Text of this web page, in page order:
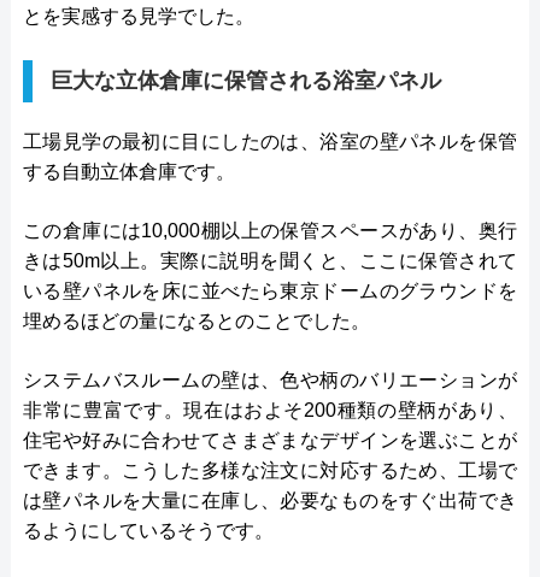
とを実感する見学でした。
巨大な立体倉庫に保管される浴室パネル
工場見学の最初に目にしたのは、浴室の壁パネルを保管
する自動立体倉庫です。
この倉庫には10,000棚以上の保管スペースがあり、奥行
きは50m以上。実際に説明を聞くと、ここに保管されて
いる壁パネルを床に並べたら東京ドームのグラウンドを
埋めるほどの量になるとのことでした。
システムバスルームの壁は、色や柄のバリエーションが
非常に豊富です。現在はおよそ200種類の壁柄があり、
住宅や好みに合わせてさまざまなデザインを選ぶことが
できます。こうした多様な注文に対応するため、工場で
は壁パネルを大量に在庫し、必要なものをすぐ出荷でき
るようにしているそうです。